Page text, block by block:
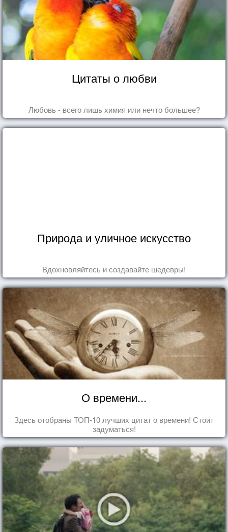
Цитаты о любви
Любовь - всего лишь химия или нечто большее?
Природа и уличное искусство
Вдохновляйтесь и создавайте шедевры!
О времени...
Здесь отобраны ТОП-10 лучших цитат о времени! Стоит
задуматься!